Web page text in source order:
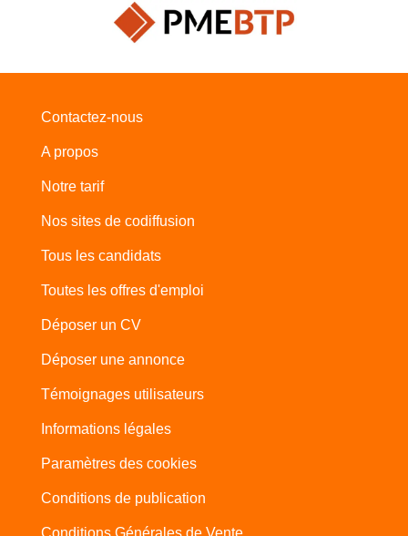
Contactez-nous
A propos
Notre tarif
Nos sites de codiffusion
Tous les candidats
Toutes les offres d'emploi
Déposer un CV
Déposer une annonce
Témoignages utilisateurs
Informations légales
Paramètres des cookies
Conditions de publication